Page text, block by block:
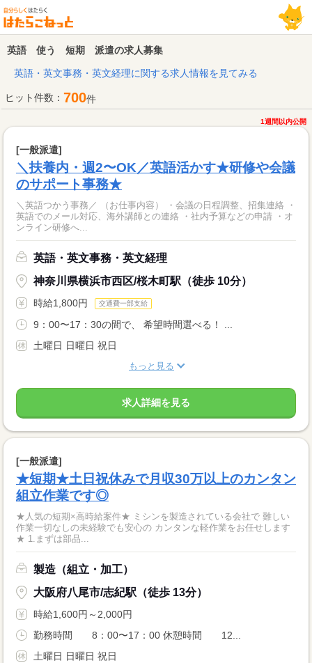
英語 使う 短期 派遣の求人募集
英語・英文事務・英文経理に関する求人情報を見てみる
ヒット件数： 700件
1週間以内公開
[一般派遣]
＼扶養内・週2〜OK／英語活かす★研修や会議
のサポート事務★
＼英語つかう事務／ （お仕事内容） ・会議の日程調整、招集連絡 ・
英語でのメール対応、海外講師との連絡 ・社内予算などの申請 ・オ
ンライン研修へ...
英語・英文事務・英文経理
神奈川県横浜市西区/桜木町駅（徒歩 10分）
時給1,800円 交通費一部支給
9：00〜17：30の間で、 希望時間選べる！ ...
土曜日 日曜日 祝日
もっと見る
求人詳細を見る
[一般派遣]
★短期★土日祝休みで月収30万以上のカンタン
組立作業です◎
★人気の短期×高時給案件★ ミシンを製造されている会社で 難しい
作業一切なしの未経験でも安心の カンタンな軽作業をお任せします
★ 1.まずは部品...
製造（組立・加工）
大阪府八尾市/志紀駅（徒歩 13分）
時給1,600円～2,000円
勤務時間 8：00〜17：00 休憩時間 12...
土曜日 日曜日 祝日